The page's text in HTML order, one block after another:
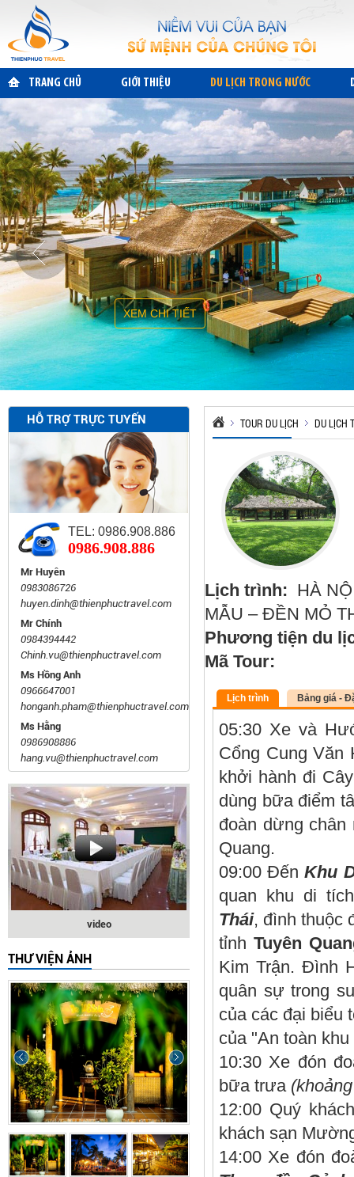
TRANG CHỦ GIỚI THIỆU DU LỊCH TRONG NƯỚC
XEM CHI TIẾT
HỖ TRỢ TRỰC TUYẾN
TEL: 0986.908.886
0986.908.886
Mr Huyên
0983086726
huyen.dinh@thienphuctravel.com
Mr Chính
0984394442
Chinh.vu@thienphuctravel.com
Ms Hồng Anh
0966647001
honganh.pham@thienphuctravel.com
Ms Hằng
0986908886
hang.vu@thienphuctravel.com
video
THƯ VIỆN ẢNH
TOUR DU LỊCH DU LỊCH
Lịch trình: HÀ
MẪU – ĐỀN MỎ
Phương tiện du
Mã Tour:
Lịch trình Bảng giá -
05:30 Xe và
Cổng Cung Văn
khởi hành đi
dùng bữa điểm
đoàn dừng chân
Quang.
09:00 ĐếnKhu
quan khu di
Thái, đình thuộc
tỉnh Tuyên
Kim Trận. Đình
quân sự trong
của các đại biểu
của "An toàn
10:30 Xe đón
bữa trưa
12:00 Quý
khách sạn
14:00 Xe đón